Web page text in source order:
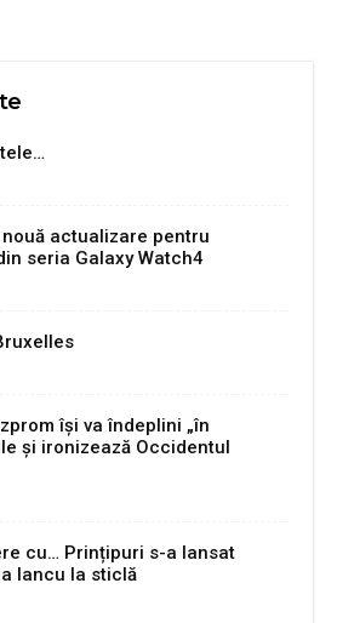
actualizare pentru
seria Galaxy Watch4
îşi va îndeplini „în
și ironizează Occidentul
cu… Prințipuri s-a lansat
Iancu la sticlă